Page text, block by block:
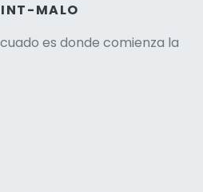
MALO
es donde comienza la